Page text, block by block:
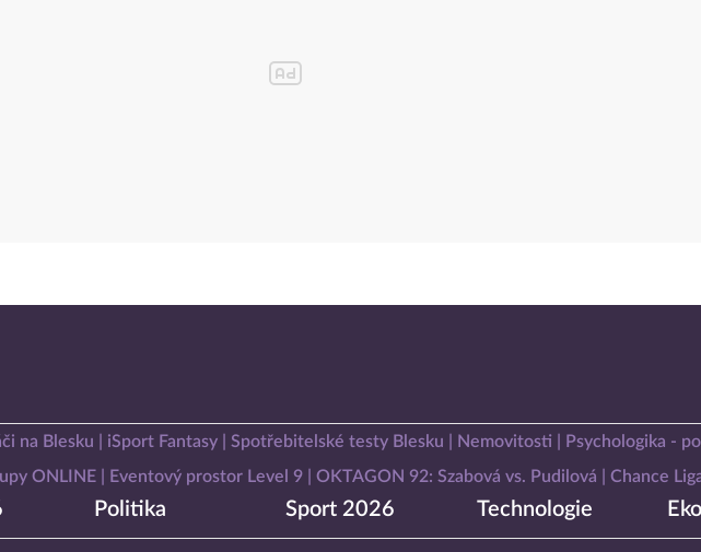
na Blesku iSport Fantasy Spotřebitelské testy Blesku Nemovitosti
Psychologika -
ONLINE Eventový prostor Level 9 OKTAGON 92: Szabová vs. Pudilová Chance
Politika Sport 2026 Technologie